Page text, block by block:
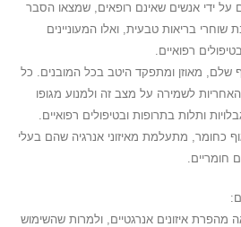
על ידי אנשים שאינם רופאים, שמצאו הסבר
שוחרי בריאות טבעית, ואלו המעוניינים
רפואיים.
שלם, מאוזן ומתפקד היטב בכל המובנים. כל
לשמירה על מצב זה ולמנוע מגופו
ותלות בתרופות ובטיפולים רפואיים.
כחומר, מתעלמת מאיזוני אנרגיה שהם בעלי
חומריים.
איזונים אנרגטיים, ולמרות שהשימוש